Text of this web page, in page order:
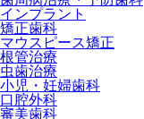
インプラント
矯正歯科
マウスピース矯正
根管治療
虫歯治療
小児・妊婦歯科
口腔外科
審美歯科